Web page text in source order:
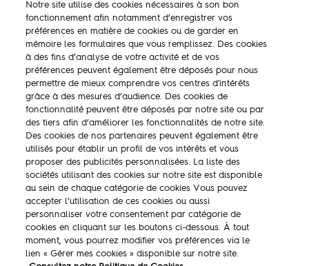
La marque
Ambassadeurs
Concours
Savoir-faire
Mentions légales
Notre site utilise des cookies nécessaires à son bon
fonctionnement afin notamment d’enregistrer vos
préférences en matière de cookies ou de garder en
mémoire les formulaires que vous remplissez. Des cookies
à des fins d’analyse de votre activité et de vos
préférences peuvent également être déposés pour nous
permettre de mieux comprendre vos centres d'intérêts
grâce à des mesures d’audience. Des cookies de
fonctionnalité peuvent être déposés par notre site ou par
des tiers afin d’améliorer les fonctionnalités de notre site.
Des cookies de nos partenaires peuvent également être
utilisés pour établir un profil de vos intérêts et vous
proposer des publicités personnalisées. La liste des
sociétés utilisant des cookies sur notre site est disponible
au sein de chaque catégorie de cookies Vous pouvez
accepter l’utilisation de ces cookies ou aussi
personnaliser votre consentement par catégorie de
cookies en cliquant sur les boutons ci-dessous. À tout
moment, vous pourrez modifier vos préférences via le
lien « Gérer mes cookies » disponible sur notre site.